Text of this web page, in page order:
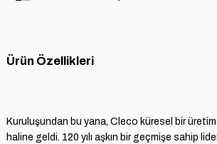
Ürün Özellikleri
Kuruluşundan bu yana, Cleco küresel bir üretim
haline geldi. 120 yılı aşkın bir geçmişe sahip